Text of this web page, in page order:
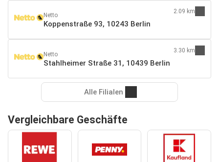
Netto
Koppenstraße 93, 10243 Berlin
2.09 km
Netto
Stahlheimer Straße 31, 10439 Berlin
3.30 km
Alle Filialen
Vergleichbare Geschäfte